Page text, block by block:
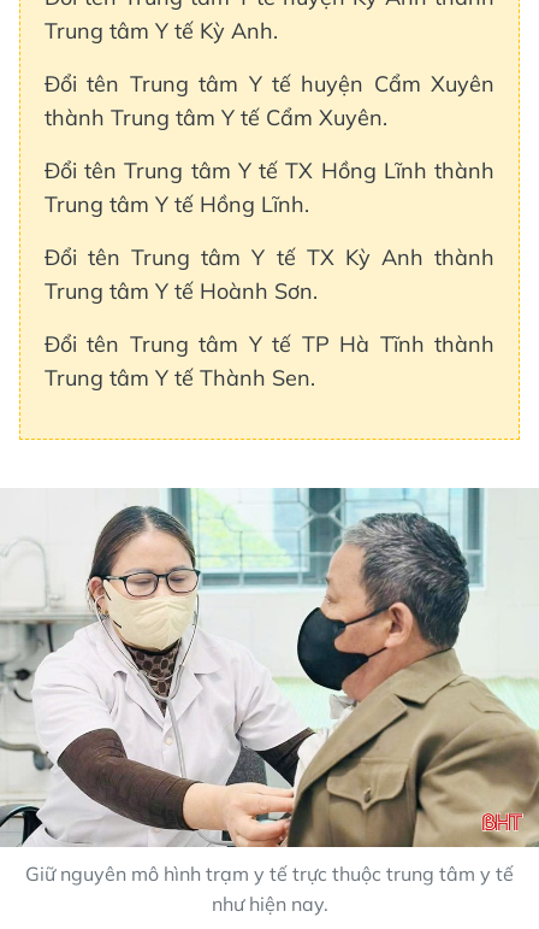
Trung tâm Y tế Kỳ Anh.
Đổi tên Trung tâm Y tế huyện Cẩm Xuyên
thành Trung tâm Y tế Cẩm Xuyên.
Đổi tên Trung tâm Y tế TX Hồng Lĩnh thành
Trung tâm Y tế Hồng Lĩnh.
Đổi tên Trung tâm Y tế TX Kỳ Anh thành
Trung tâm Y tế Hoành Sơn.
Đổi tên Trung tâm Y tế TP Hà Tĩnh thành
Trung tâm Y tế Thành Sen.
Giữ nguyên mô hình trạm y tế trực thuộc trung tâm y tế
như hiện nay.